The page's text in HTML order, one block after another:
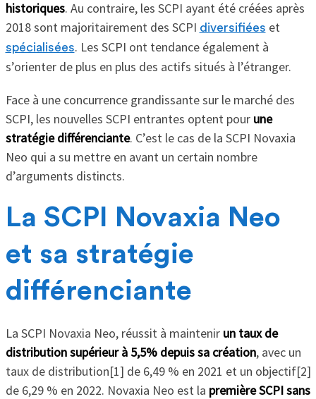
historiques. Au contraire, les SCPI ayant été créées après
2018 sont majoritairement des SCPI diversifiées et
spécialisées. Les SCPI ont tendance également à
s’orienter de plus en plus des actifs situés à l’étranger.
Face à une concurrence grandissante sur le marché des
SCPI, les nouvelles SCPI entrantes optent pour une
stratégie différenciante. C’est le cas de la SCPI Novaxia
Neo qui a su mettre en avant un certain nombre
d’arguments distincts.
La SCPI Novaxia Neo
et sa stratégie
différenciante
La SCPI Novaxia Neo, réussit à maintenir un taux de
distribution supérieur à 5,5% depuis sa création, avec un
taux de distribution[1] de 6,49 % en 2021 et un objectif[2]
de 6,29 % en 2022. Novaxia Neo est la première SCPI sans